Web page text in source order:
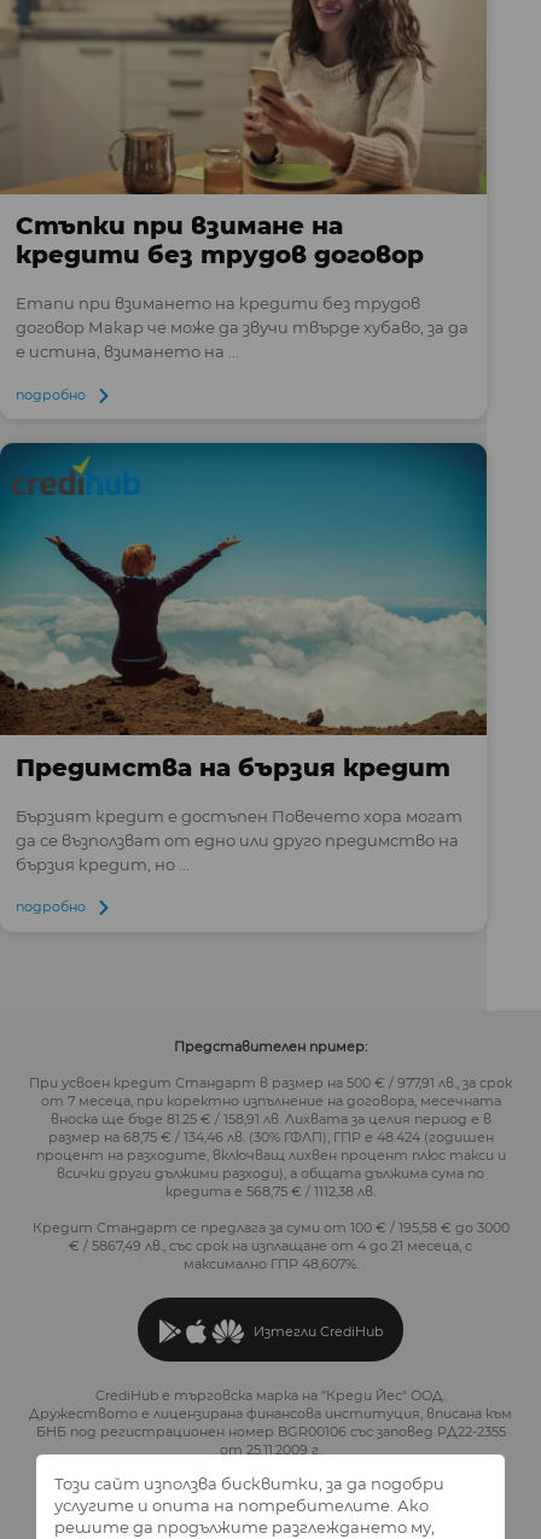
Стъпки при взимане на
кредити без трудов договор
Етапи при взимането на кредити без трудов
договор Макар че може да звучи твърде хубаво, за да
е истина, взимането на ...
подробно
Предимства на бързия кредит
Бързият кредит е достъпен Повечето хора могат
да се възползват от едно или друго предимство на
бързия кредит, но ...
подробно
Представителен пример:
При усвоен кредит Стандарт в размер на 500 € / 977,91 лв., за срок
от 7 месеца, при коректно изпълнение на договора, месечната
вноска ще бъде 81.25 € / 158,91 лв. Лихвата за целия период е в
размер на 68,75 € / 134,46 лв. (30% ГФЛП), ГПР е 48.424 (годишен
процент на разходите, включващ лихвен процент плюс такси и
всички други дължими разходи), а общата дължима сума по
кредита е 568,75 € / 1112,38 лв.
Кредит Стандарт се предлага за суми от 100 € / 195,58 € до 3000
€ / 5867,49 лв., със срок на изплащане от 4 до 21 месеца, с
максимално ГПР 48,607%.
Изтегли CrediHub
CrediHub е търговска марка на "Креди Йес" ООД.
Дружеството е лицензирана финансова институция, вписана към
БНБ под регистрационен номер BGR00106 със заповед РД22-2355
от 25.11.2009 г.
Този сайт използва бисквитки, за да подобри
услугите и опита на потребителите. Ако
решите да продължите разглеждането му,